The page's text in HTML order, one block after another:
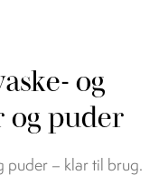
og
puder
puder – klar til brug.